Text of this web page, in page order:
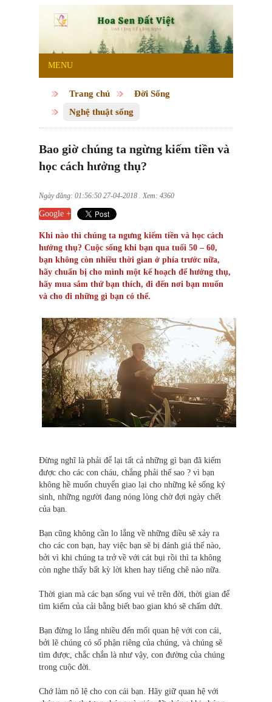
MENU
Trang chủ
Đời Sống
Nghệ thuật sống
Bao giờ chúng ta ngừng kiếm tiền và
học cách hưởng thụ?
Ngày đăng: 01:56:50 27-04-2018 . Xem: 4360
Google +
Khi nào thì chúng ta ngưng kiếm tiền và học cách
hưởng thụ? Cuộc sống khi bạn qua tuổi 50 – 60,
bạn không còn nhiều thời gian ở phía trước nữa,
hãy chuẩn bị cho mình một kế hoạch để hưởng thụ,
hãy mua sắm thứ bạn thích, đi đến nơi bạn muốn
và cho đi những gì bạn có thể.
Đừng nghĩ là phải để lại tất cả những gì bạn đã kiếm
được cho các con cháu, chẳng phải thế sao ? vì bạn
không hề muốn chuyển giao lại cho những kẻ sống ký
sinh, những người đang nóng lòng chờ đợi ngày chết
của bạn.
Bạn cũng không cần lo lắng về những điều sẽ xảy ra
cho các con bạn, hay việc bạn sẽ bị đánh giá thế nào,
bởi vì khi chúng ta trở về với cát bụi rồi thì ta không
còn nghe thấy bất kỳ lời khen hay tiếng chê nào nữa.
Thời gian mà các bạn sống vui vẻ trên đời, thời gian để
tìm kiếm của cải bằng biết bao gian khó sẽ chấm dứt.
Bạn đừng lo lắng nhiều đến mối quan hệ với con cái,
bởi lẽ chúng có số phận riêng của chúng, và chúng sẽ
tìm được, chắc chắn là như vậy, con đường của chúng
trong cuộc đời.
Chớ làm nô lệ cho con cái bạn. Hãy giữ quan hệ với